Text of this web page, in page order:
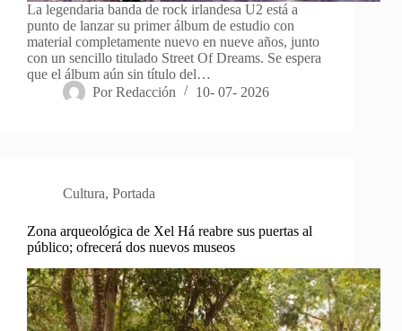
La legendaria banda de rock irlandesa U2 está a
punto de lanzar su primer álbum de estudio con
material completamente nuevo en nueve años, junto
con un sencillo titulado Street Of Dreams. Se espera
que el álbum aún sin título del…
Por Redacción 10- 07- 2026
Cultura, Portada
Zona arqueológica de Xel Há reabre sus puertas al
público; ofrecerá dos nuevos museos